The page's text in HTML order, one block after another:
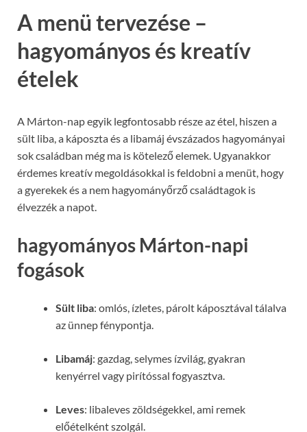
A menü tervezése –
hagyományos és kreatív
ételek
A Márton-nap egyik legfontosabb része az étel, hiszen a
sült liba, a káposzta és a libamáj évszázados hagyományai
sok családban még ma is kötelező elemek. Ugyanakkor
érdemes kreatív megoldásokkal is feldobni a menüt, hogy
a gyerekek és a nem hagyományőrző családtagok is
élvezzék a napot.
hagyományos Márton-napi
fogások
Sült liba: omlós, ízletes, párolt káposztával tálalva
az ünnep fénypontja.
Libamáj: gazdag, selymes ízvilág, gyakran
kenyérrel vagy pirítóssal fogyasztva.
Leves: libaleves zöldségekkel, ami remek
előételként szolgál.